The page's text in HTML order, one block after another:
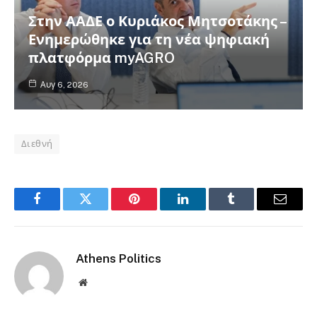
Στην ΑΑΔΕ ο Κυριάκος Μητσοτάκης –
Ενημερώθηκε για τη νέα ψηφιακή
πλατφόρμα myAGRO
Αυγ 6, 2026
Διεθνή
FacebookTwitter Pinterest LinkedInTumblr Email
Athens Politics
Website